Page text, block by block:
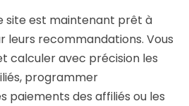
site est maintenant prêt à
leurs recommandations. Vous
calculer avec précision les
programmer
paiements des affiliés ou les